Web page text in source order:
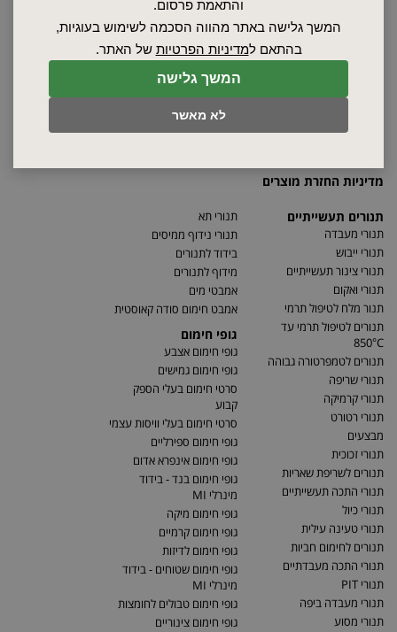
המשך גלישה
לא מאשר
והתאמת פרסום.
המשך גלישה באתר מהווה הסכמה לשימוש בעוגיות,
בהתאם למדיניות הפרטיות של האתר.
הצהרת נגישות
מדיניות החזרת מוצרים
תנורים תעשייתיים
תנורי מעבדה
תנורי ייבוש
תנורי צינור תעשייתיים
תנורי ואקום
תנור מלח לטיפול תרמי
תנורים לטיפול תרמי עד
850°C
תנורים לטמפרטורה גבוהה
תנורי שריפה
תנורי קרמיקה
תנורי רטורט
מבצעים
תנורי זכוכית
תנורים לשריפת שאריות
תנורי התכה תעשייתיים
תנורי כיול
תנורי טעינה עילית
תנורים לחימום חביות
תנורי התכה מעבדתיים
תנורי PIT
תנורי מעבדה ביפה
תנורי מסוע
תנורי תא
תנורי נידוף ממיסים
בידוד לתנורים
מידוף לתנורים
אמבטי מים
אמבט חימום סודה קאוסטית
גופי חימום
גופי חימום אצבע
גופי חימום גמישים
סרטי חימום בעלי הספק
קבוע
סרטי חימום בעלי וויסות עצמי
גופי חימום ספירליים
גופי חימום אינפרא אדום
גופי חימום בנד - בידוד
מינרלי MI
גופי חימום מיקה
גופי חימום קרמיים
גופי חימום לדיזות
גופי חימום שטוחים - בידוד
מינרלי MI
גופי חימום טבולים לחומצות
גופי חימום צינוריים